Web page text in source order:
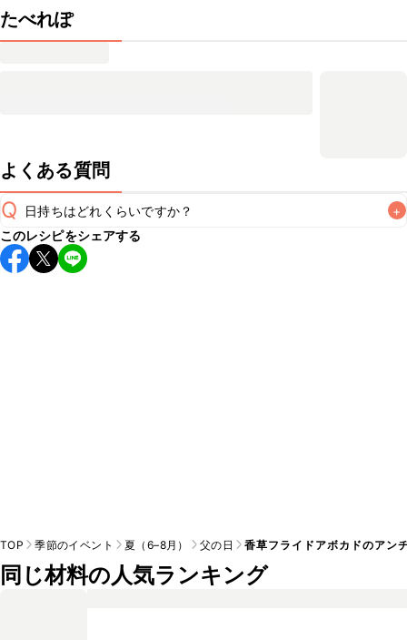
たべれぽ
よくある質問
Q 日持ちはどれくらいですか？ +
保存期間は冷蔵で当日中が目安です。なるべくお早めにお召
し上がりください。
このレシピをシェアする
TOP 季節のイベント 夏（6–8月） 父の日 香草フライドアボカドのアン
同じ材料の人気ランキング